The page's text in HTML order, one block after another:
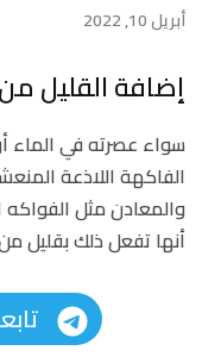
أبريل 10, 2022
إضافة القليل
سواء عصرته في
الفاكهة اللاذعة
والمعادن مثل
أنها تفعل ذلك بقليل